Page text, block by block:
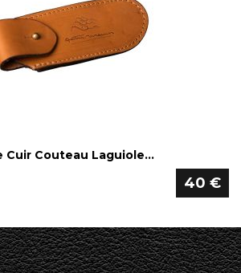
Cuir Couteau Laguiole...
40 €